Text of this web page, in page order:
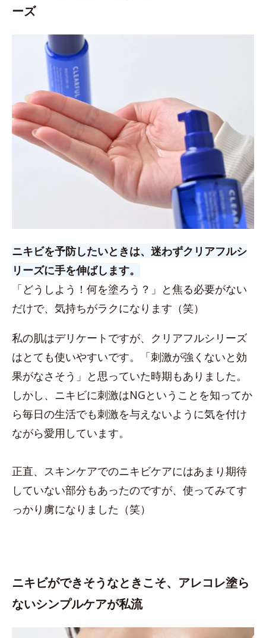
ーズ
ニキビを予防したいときは、迷わずクリアフルシ
リーズに手を伸ばします。
「どうしよう！何を塗ろう？」と焦る必要がない
だけで、気持ちがラクになります（笑）
私の肌はデリケートですが、クリアフルシリーズ
はとても使いやすいです。「刺激が強くないと効
果がなさそう」と思っていた時期もありました。
しかし、ニキビに刺激はNGということを知ってか
ら毎日の生活でも刺激を与えないように気を付け
ながら愛用しています。
正直、スキンケアでのニキビケアにはあまり期待
していない部分もあったのですが、使ってみてす
っかり虜になりました（笑）
ニキビができそうなときこそ、アレコレ塗ら
ないシンプルケアが私流